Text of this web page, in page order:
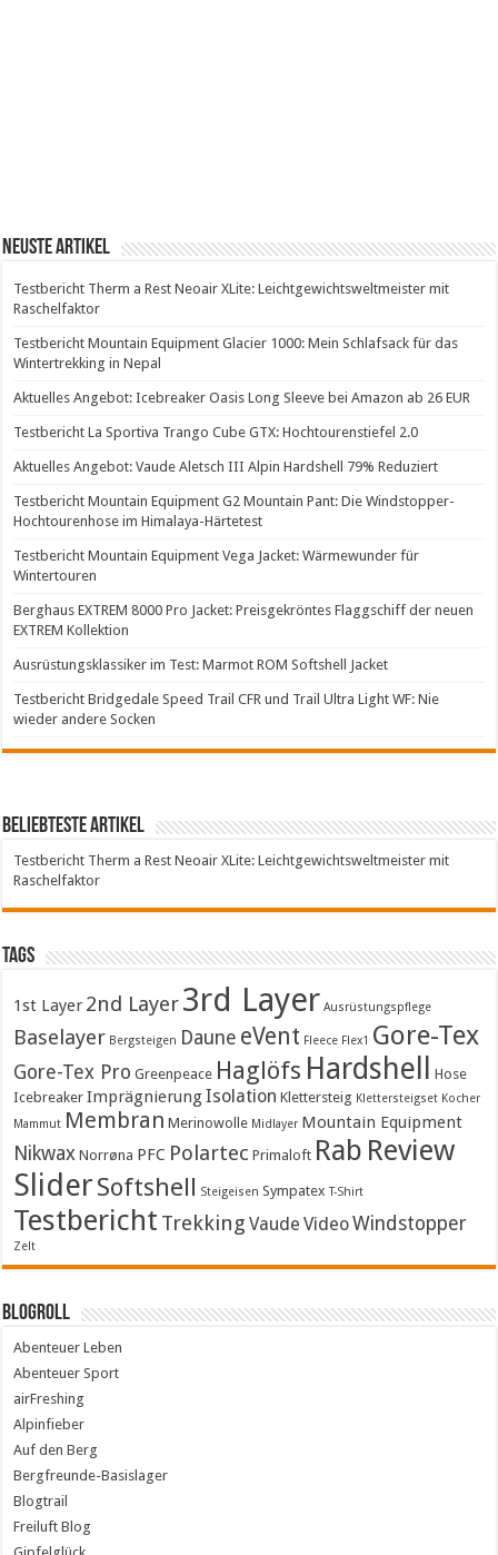
Neuste Artikel
Testbericht Therm a Rest Neoair XLite: Leichtgewichtsweltmeister mit
Raschelfaktor
Testbericht Mountain Equipment Glacier 1000: Mein Schlafsack für das
Wintertrekking in Nepal
Aktuelles Angebot: Icebreaker Oasis Long Sleeve bei Amazon ab 26 EUR
Testbericht La Sportiva Trango Cube GTX: Hochtourenstiefel 2.0
Aktuelles Angebot: Vaude Aletsch III Alpin Hardshell 79% Reduziert
Testbericht Mountain Equipment G2 Mountain Pant: Die Windstopper-
Hochtourenhose im Himalaya-Härtetest
Testbericht Mountain Equipment Vega Jacket: Wärmewunder für
Wintertouren
Berghaus EXTREM 8000 Pro Jacket: Preisgekröntes Flaggschiff der neuen
EXTREM Kollektion
Ausrüstungsklassiker im Test: Marmot ROM Softshell Jacket
Testbericht Bridgedale Speed Trail CFR und Trail Ultra Light WF: Nie
wieder andere Socken
Beliebteste Artikel
Testbericht Therm a Rest Neoair XLite: Leichtgewichtsweltmeister mit
Raschelfaktor
Tags
1st Layer 2nd Layer3rd Layer Ausrüstungspflege
Baselayer Bergsteigen Daune eVent Fleece Flex1 Gore-Tex
Gore-Tex Pro Greenpeace Haglöfs Hardshell
Hose
Icebreaker ImprägnierungIsolation Klettersteig Klettersteigset Kocher
Mammut Membran Merinowolle Midlayer Mountain Equipment
Nikwax Norrøna PFC Polartec Primaloft Rab Review
SliderSoftshell Steigeisen Sympatex T-Shirt
Testbericht Trekking Vaude VideoWindstopper
Zelt
Blogroll
Abenteuer Leben
Abenteuer Sport
airFreshing
Alpinfieber
Auf den Berg
Bergfreunde-Basislager
Blogtrail
Freiluft Blog